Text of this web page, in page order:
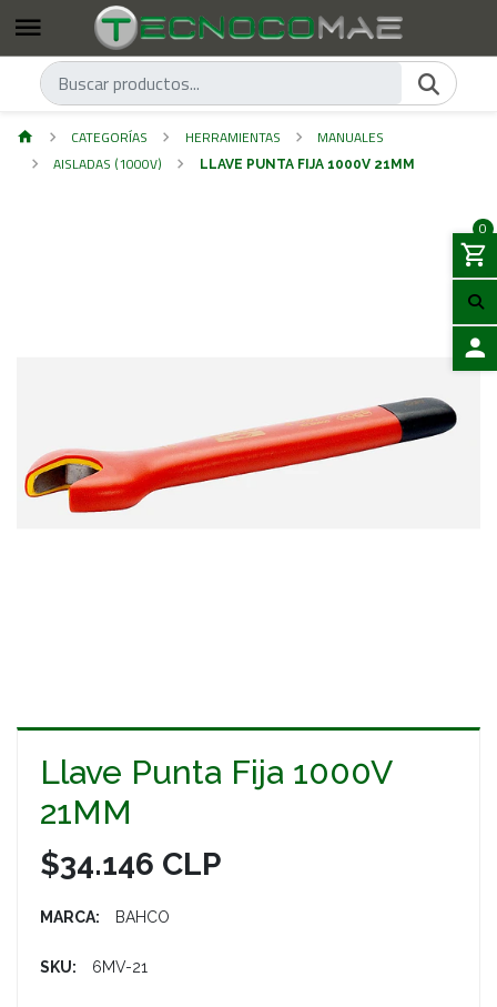
0
CATEGORÍAS HERRAMIENTAS
MANUALES
AISLADAS (1000V)
LLAVE PUNTA FIJA 1000V 21MM
Llave Punta Fija 1000V
21MM
$34.146 CLP
MARCA: BAHCO
SKU: 6MV-21